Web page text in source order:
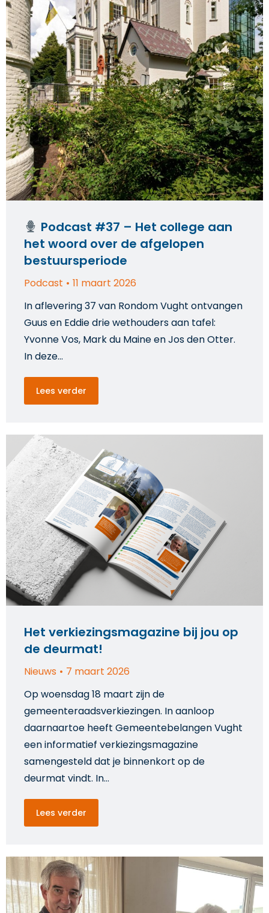
Podcast #37 – Het college aan
het woord over de afgelopen
bestuursperiode
Podcast
11 maart 2026
In aflevering 37 van Rondom Vught ontvangen
Guus en Eddie drie wethouders aan tafel:
Yvonne Vos, Mark du Maine en Jos den Otter.
In deze…
Lees verder
Het verkiezingsmagazine bij jou op
de deurmat!
Nieuws
7 maart 2026
Op woensdag 18 maart zijn de
gemeenteraadsverkiezingen. In aanloop
daarnaartoe heeft Gemeentebelangen Vught
een informatief verkiezingsmagazine
samengesteld dat je binnenkort op de
deurmat vindt. In…
Lees verder